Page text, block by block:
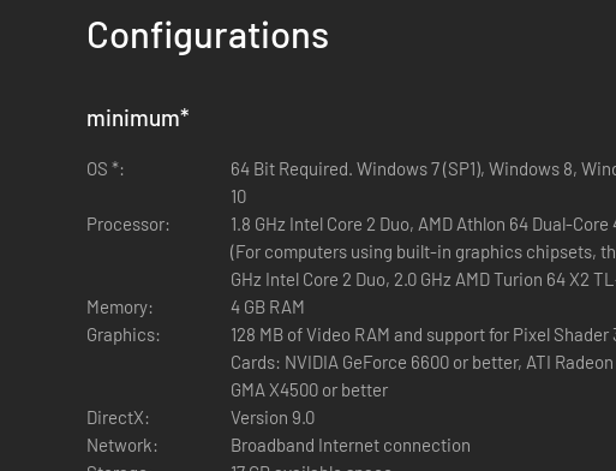
Configurations
minimum*
OS *:
64 Bit Required. Windows 7 (SP1), Windows 8,
10
Processor:
1.8 GHz Intel Core 2 Duo, AMD Athlon 64 Dual-
(For computers using built-in graphics chipsets,
GHz Intel Core 2 Duo, 2.0 GHz AMD Turion 64 X2
Memory:
4 GB RAM
Graphics:
128 MB of Video RAM and support for Pixel
Cards: NVIDIA GeForce 6600 or better, ATI
GMA X4500 or better
DirectX:
Version 9.0
Network:
Broadband Internet connection